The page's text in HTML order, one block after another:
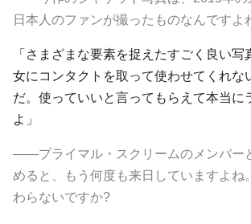
日本人のファンが撮ったものなんですよ
「さまざまな要素を捉えたすごく良い写
女にコンタクトを取って使わせてくれな
だ。使っていいと言ってもらえて本当に
よ」
――プライマル・スクリームのメンバー
めると、もう何度も来日していますよね
わらないですか?